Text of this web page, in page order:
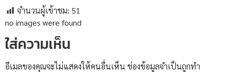
จำนวนผู้เข้าชม: 51
no images were found
ใส่ความเห็น
อีเมลของคุณจะไม่แสดงให้คนอื่นเห็น ช่องข้อมูลจำเป็นถูกทำ